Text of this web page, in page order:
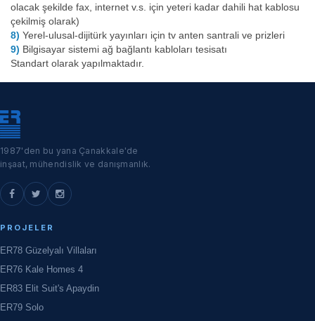
olacak şekilde fax, internet v.s. için yeteri kadar dahili hat kablosu
çekilmiş olarak)
8) Yerel-ulusal-dijitürk yayınları için tv anten santrali ve prizleri
9) Bilgisayar sistemi ağ bağlantı kabloları tesisatı
Standart olarak yapılmaktadır.
1987'den bu yana Çanakkale'de
inşaat, mühendislik ve danışmanlık.
PROJELER
ER78 Güzelyalı Villaları
ER76 Kale Homes 4
ER83 Elit Suit's Apaydin
ER79 Solo